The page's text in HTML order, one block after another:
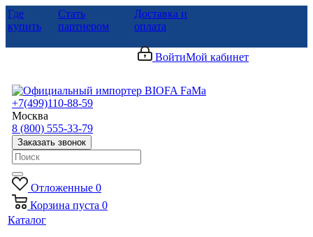
Где
купить
Стать
партнером
Доставка и
оплата
ВойтиМой кабинет
+7(499)110-88-59
Москва
8 (800) 555-33-79
Заказать звонок
Отложенные 0
Корзина пуста 0
Каталог